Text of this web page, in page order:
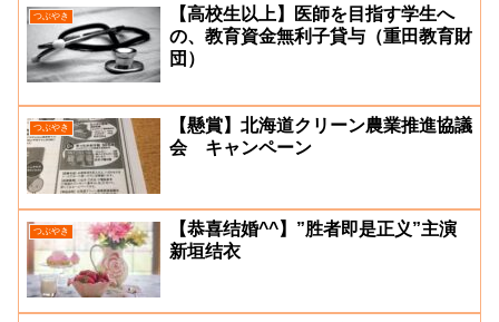
つぶやき
【高校生以上】医師を目指す学生へ
の、教育資金無利子貸与（重田教育財
団）
つぶやき
【懸賞】北海道クリーン農業推進協議
会 キャンペーン
つぶやき
【恭喜结婚^^】”胜者即是正义”主演
新垣结衣